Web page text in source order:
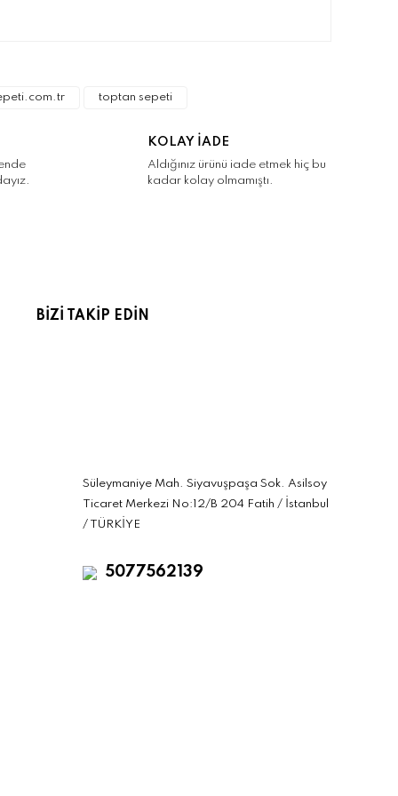
toptan sepeti
KOLAY İADE
Aldığınız ürünü iade etmek hiç bu
kadar kolay olmamıştı.
BİZİ TAKİP EDİN
Süleymaniye Mah. Siyavuşpaşa Sok. Asilsoy
Ticaret Merkezi No:12/B 204 Fatih / İstanbul
/ TÜRKİYE
5077562139